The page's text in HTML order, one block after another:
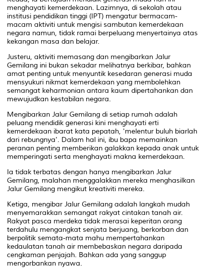
menghayati kemerdekaan. Lazimnya, di sekolah atau
institusi pendidikan tinggi (IPT) mengatur bermacam-
macam aktiviti untuk mengisi sambutan kemerdekaan
negara namun, tidak ramai berpeluang menyertainya atas
kekangan masa dan belajar.
Justeru, aktiviti memasang dan mengibarkan Jalur
Gemilang ini bukan sekadar melihatnya berkibar, bahkan
amat penting untuk menyuntik kesedaran generasi muda
mensyukuri nikmat kemerdekaan yang membolehkan
semangat keharmonian antara kaum dipertahankan dan
mewujudkan kestabilan negara.
Mengibarkan Jalur Gemilang di setiap rumah adalah
peluang mendidik generasi kini menghayati erti
kemerdekaan ibarat kata pepatah, 'melentur buluh biarlah
dari rebungnya'. Dalam hal ini, ibu bapa memainkan
peranan penting memberikan galakkan kepada anak untuk
memperingati serta menghayati makna kemerdekaan.
Ia tidak terbatas dengan hanya mengibarkan Jalur
Gemilang, malahan menggalakkan mereka menghasilkan
Jalur Gemilang mengikut kreativiti mereka.
Ketiga, mengibar Jalur Gemilang adalah langkah mudah
menyemarakkan semangat rakyat cintakan tanah air.
Rakyat pasca merdeka tidak merasai keperitan orang
terdahulu mengangkat senjata berjuang, berkorban dan
berpolitik semata-mata mahu mempertahankan
kedaulatan tanah air membebaskan negara daripada
cengkaman penjajah. Bahkan ada yang sanggup
mengorbankan nyawa.